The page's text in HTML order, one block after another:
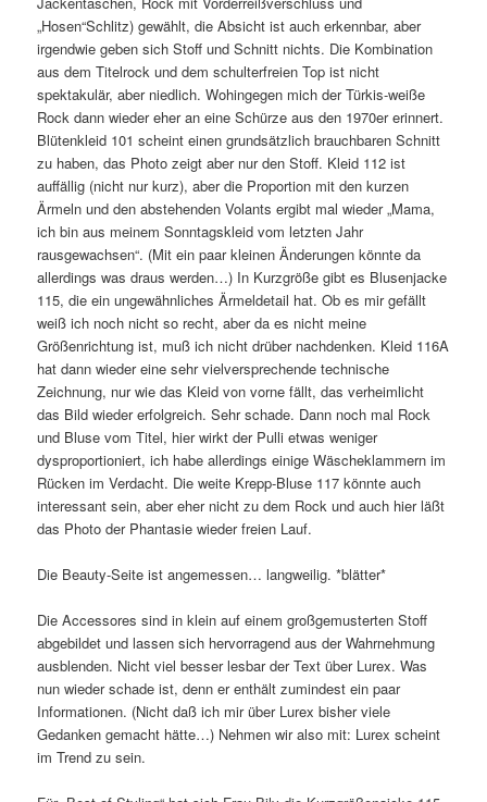
„Hosen“Schlitz) gewählt, die Absicht ist auch erkennbar, aber
irgendwie geben sich Stoff und Schnitt nichts. Die Kombination
aus dem Titelrock und dem schulterfreien Top ist nicht
spektakulär, aber niedlich. Wohingegen mich der Türkis-weiße
Rock dann wieder eher an eine Schürze aus den 1970er erinnert.
Blütenkleid 101 scheint einen grundsätzlich brauchbaren Schnitt
zu haben, das Photo zeigt aber nur den Stoff. Kleid 112 ist
auffällig (nicht nur kurz), aber die Proportion mit den kurzen
Ärmeln und den abstehenden Volants ergibt mal wieder „Mama,
ich bin aus meinem Sonntagskleid vom letzten Jahr
rausgewachsen“. (Mit ein paar kleinen Änderungen könnte da
allerdings was draus werden…) In Kurzgröße gibt es Blusenjacke
115, die ein ungewähnliches Ärmeldetail hat. Ob es mir gefällt
weiß ich noch nicht so recht, aber da es nicht meine
Größenrichtung ist, muß ich nicht drüber nachdenken. Kleid 116A
hat dann wieder eine sehr vielversprechende technische
Zeichnung, nur wie das Kleid von vorne fällt, das verheimlicht
das Bild wieder erfolgreich. Sehr schade. Dann noch mal Rock
und Bluse vom Titel, hier wirkt der Pulli etwas weniger
dysproportioniert, ich habe allerdings einige Wäscheklammern im
Rücken im Verdacht. Die weite Krepp-Bluse 117 könnte auch
interessant sein, aber eher nicht zu dem Rock und auch hier läßt
das Photo der Phantasie wieder freien Lauf.
Die Beauty-Seite ist angemessen… langweilig. *blätter*
Die Accessores sind in klein auf einem großgemusterten Stoff
abgebildet und lassen sich hervorragend aus der Wahrnehmung
ausblenden. Nicht viel besser lesbar der Text über Lurex. Was
nun wieder schade ist, denn er enthält zumindest ein paar
Informationen. (Nicht daß ich mir über Lurex bisher viele
Gedanken gemacht hätte…) Nehmen wir also mit: Lurex scheint
im Trend zu sein.